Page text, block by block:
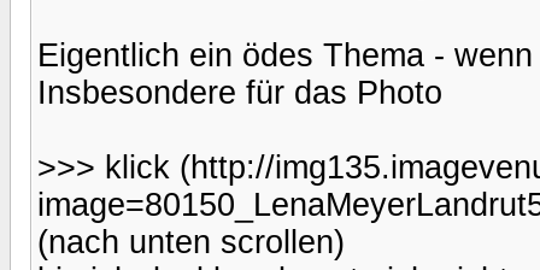
Eigentlich ein ödes Thema -
Insbesondere für das Photo
>>> klick (http://
(nach unten scrollen)